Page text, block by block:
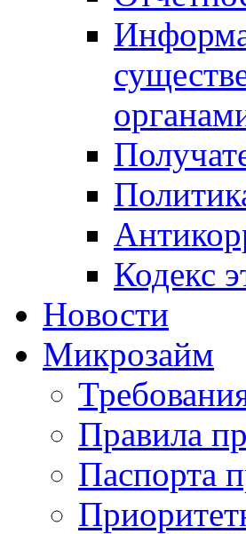
Кодекс
Новости
Микрозайм
Правила
Паспорта